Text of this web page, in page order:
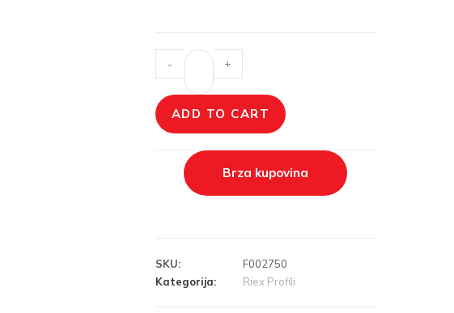
- +
ADD TO CART
Brza kupovina
SKU:
F002750
Kategorija:
Riex Profili